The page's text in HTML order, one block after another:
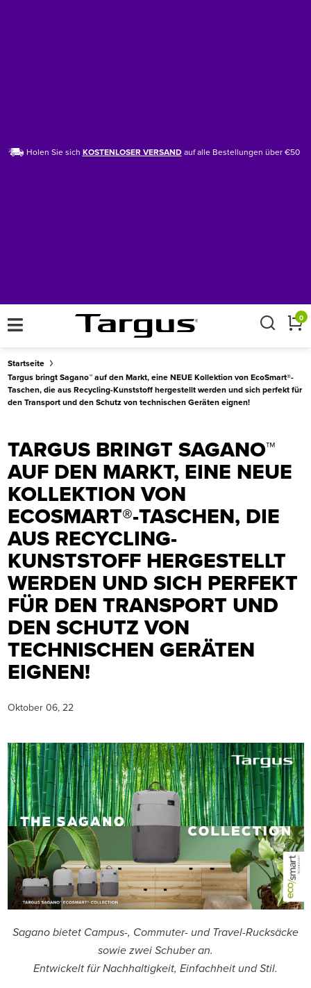
Holen Sie sich KOSTENLOSER VERSAND auf alle Bestellungen über €50
× 0
Startseite
Targus bringt Sagano™ auf den Markt, eine NEUE Kollektion von EcoSmart®-
Taschen, die aus Recycling-Kunststoff hergestellt werden und sich perfekt für
den Transport und den Schutz von technischen Geräten eignen!
TARGUS BRINGT SAGANO™
AUF DEN MARKT, EINE NEUE
KOLLEKTION VON
ECOSMART®-TASCHEN, DIE
AUS RECYCLING-
KUNSTSTOFF HERGESTELLT
WERDEN UND SICH PERFEKT
FÜR DEN TRANSPORT UND
DEN SCHUTZ VON
TECHNISCHEN GERÄTEN
EIGNEN!
Oktober 06, 22
Sagano bietet Campus-, Commuter- und Travel-Rucksäcke
sowie zwei Schuber an.
Entwickelt für Nachhaltigkeit, Einfachheit und Stil.